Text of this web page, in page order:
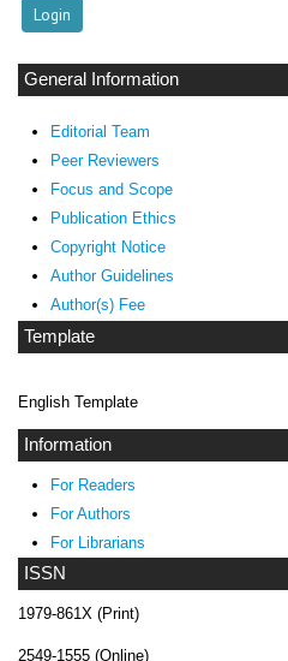
ISSN
1979-861X (Print)
2549-1555 (Online)
General Information
Editorial Team
Peer Reviewers
Focus and Scope
Publication Ethics
Copyright Notice
Author Guidelines
Author(s) Fee
Template
English Template
Information
For Readers
For Authors
For Librarians